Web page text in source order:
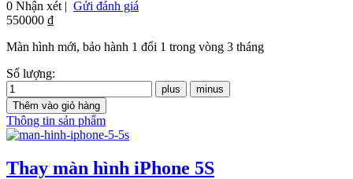
0 Nhận xét | Gửi đánh giá
550000 ₫
Màn hình mới, bảo hành 1 đổi 1 trong vòng 3 tháng
Số lượng:
Thông tin sản phẩm
Thay màn hình iPhone 5S